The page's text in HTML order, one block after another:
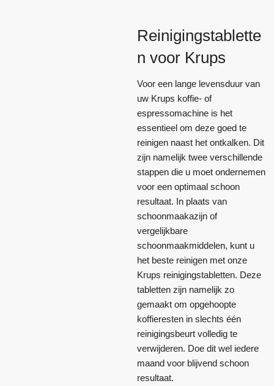
Reinigingstablette
n voor Krups
Voor een lange levensduur van
uw Krups koffie- of
espressomachine is het
essentieel om deze goed te
reinigen naast het ontkalken. Dit
zijn namelijk twee verschillende
stappen die u moet ondernemen
voor een optimaal schoon
resultaat. In plaats van
schoonmaakazijn of
vergelijkbare
schoonmaakmiddelen, kunt u
het beste reinigen met onze
Krups reinigingstabletten. Deze
tabletten zijn namelijk zo
gemaakt om opgehoopte
koffieresten in slechts één
reinigingsbeurt volledig te
verwijderen. Doe dit wel iedere
maand voor blijvend schoon
resultaat.